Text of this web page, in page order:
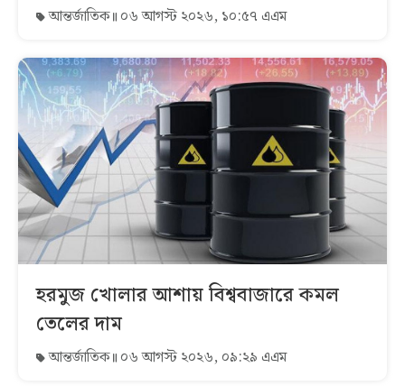
আন্তর্জাতিক ০৬ আগস্ট ২০২৬, ১০:৫৭ এএম
হরমুজ খোলার আশায় বিশ্ববাজারে কমল
তেলের দাম
আন্তর্জাতিক ০৬ আগস্ট ২০২৬, ০৯:২৯ এএম